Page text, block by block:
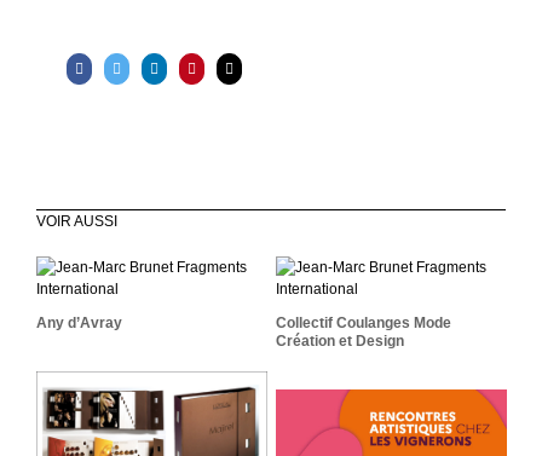
VOIR AUSSI
Any D’Avray
Any d’Avray
Collectif Coulanges Mode
Création Et Design
Collectif Coulanges Mode
Création et Design
L’Oréal Professionnel
MAJIREL